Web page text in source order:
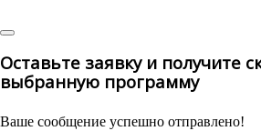
Оставьте заявку и получите
выбранную программу
Ваше сообщение успешно отправлено!